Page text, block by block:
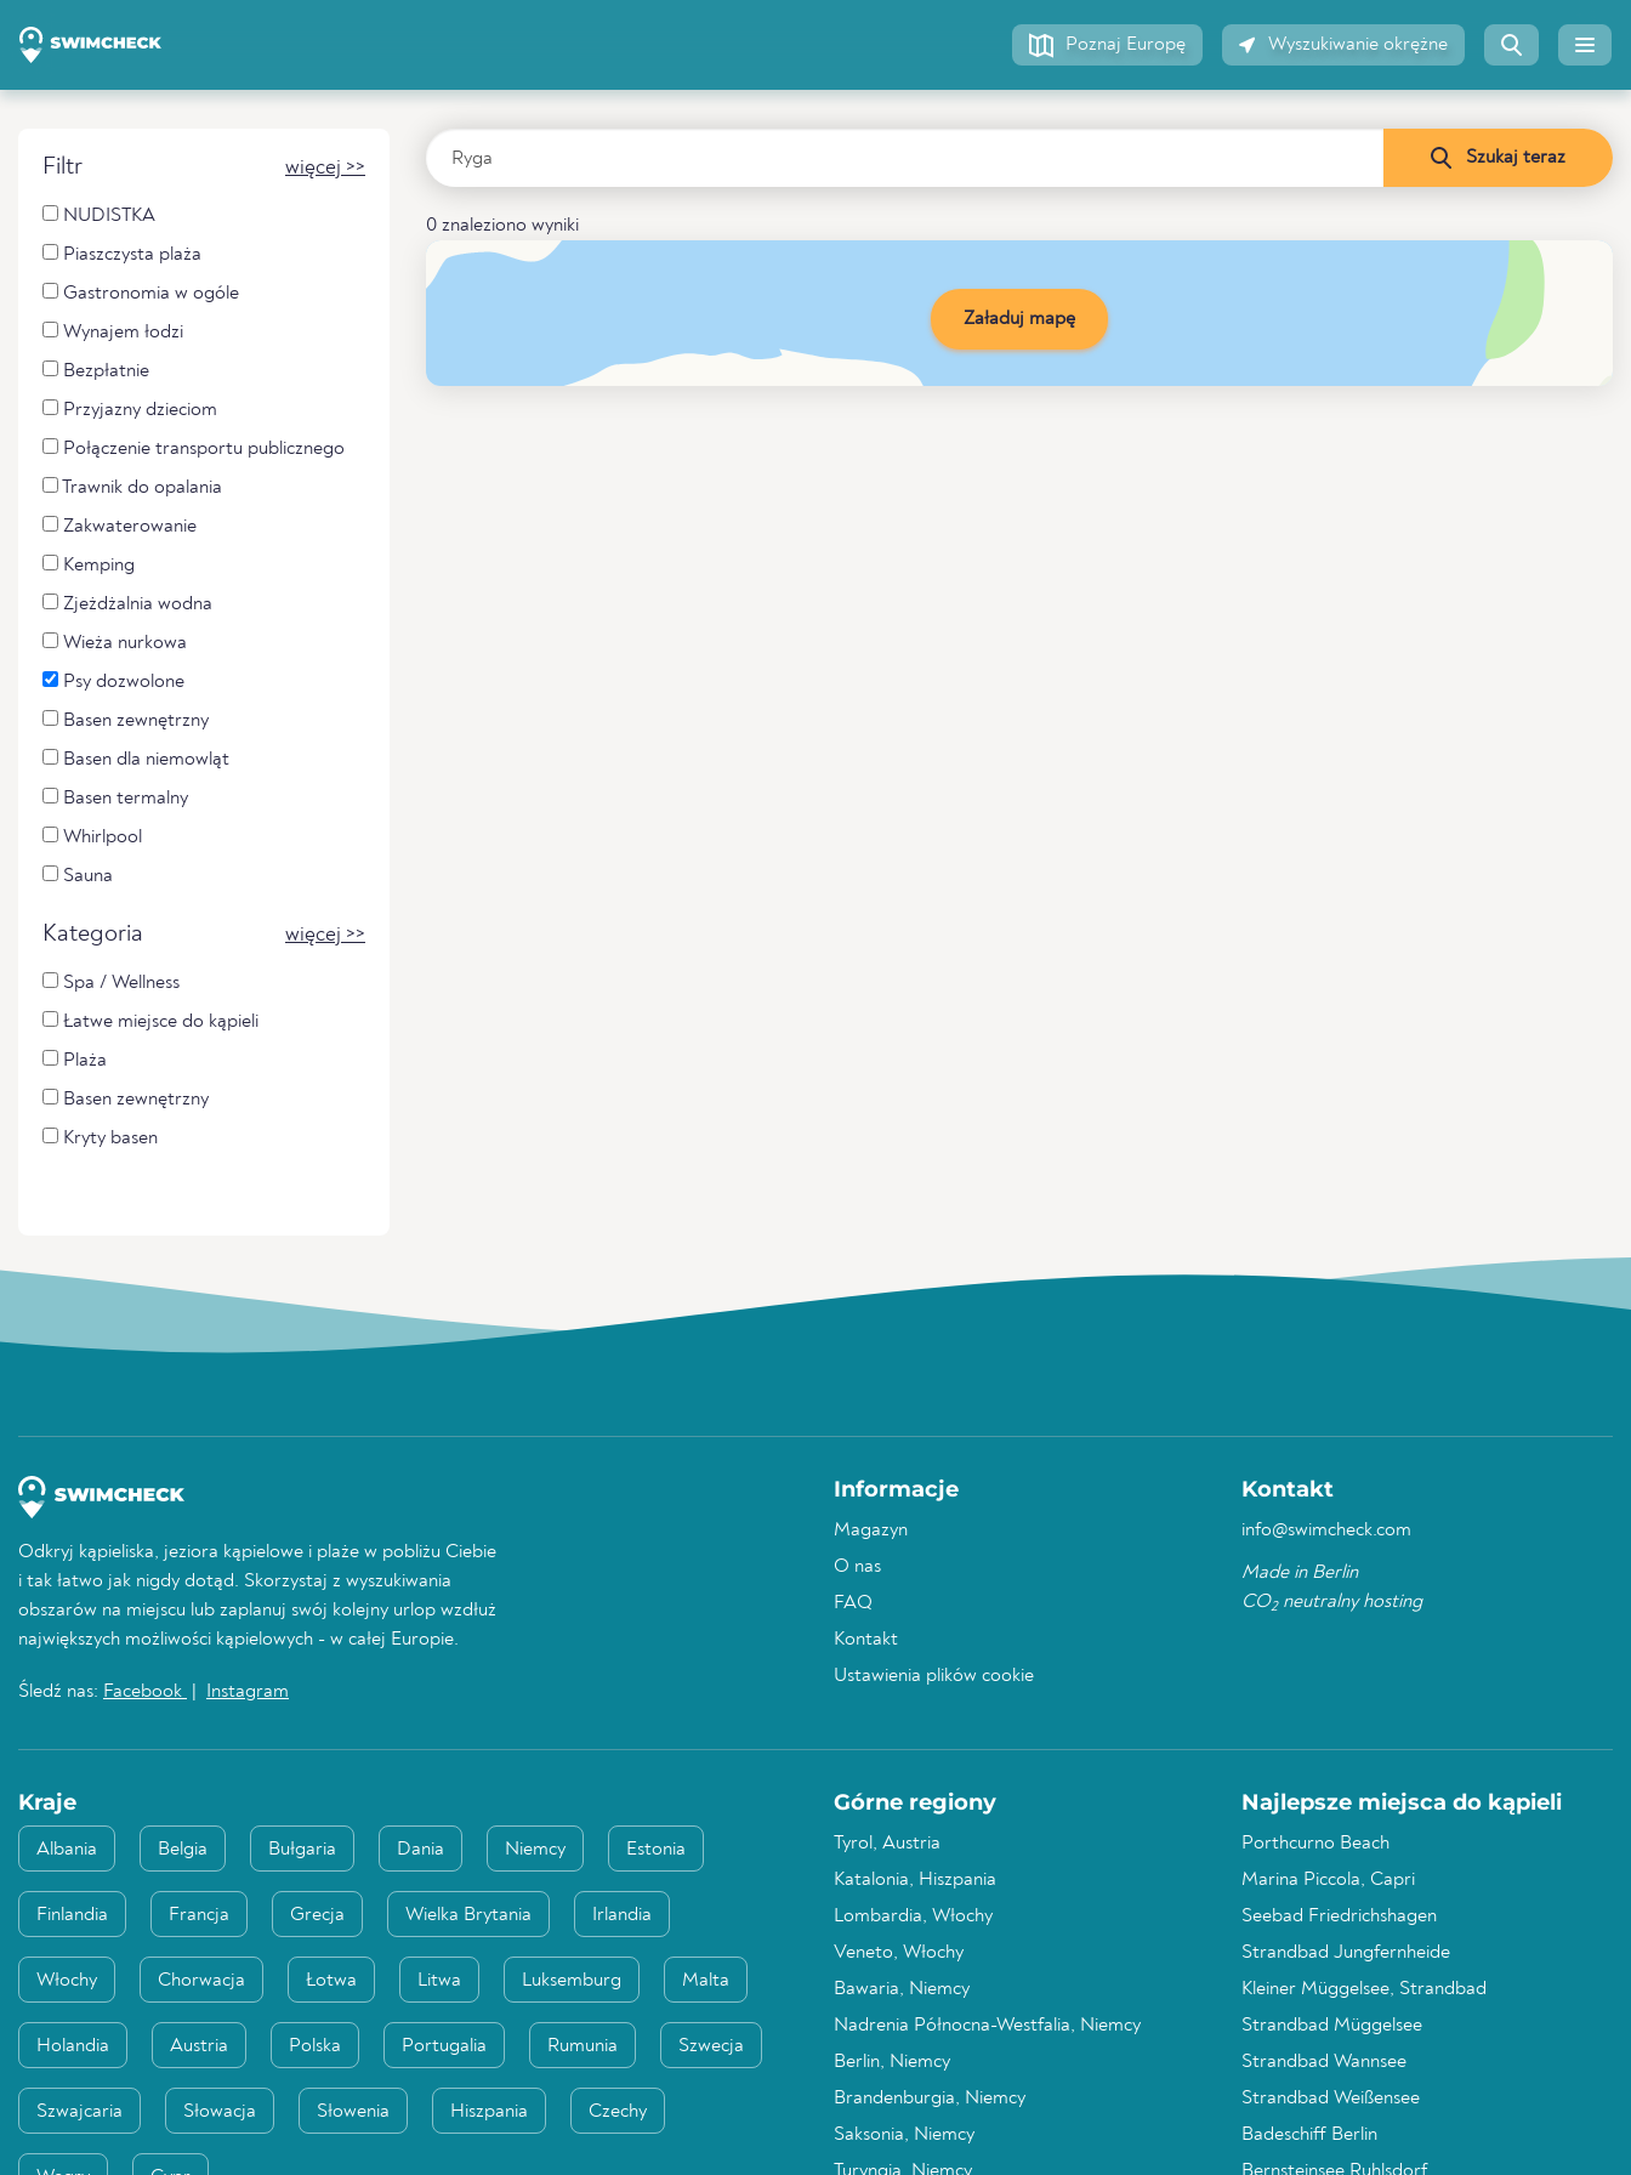
Poznaj Europę Wyszukiwanie okrężne
Filtr więcej >>
NUDISTKA
Piaszczysta plaża
Gastronomia w ogóle
Wynajem łodzi
Bezpłatnie
Przyjazny dzieciom
Połączenie transportu publicznego
Trawnik do opalania
Zakwaterowanie
Kemping
Zjeżdżalnia wodna
Wieża nurkowa
Psy dozwolone
Basen zewnętrzny
Basen dla niemowląt
Basen termalny
Whirlpool
Sauna
Kategoria więcej >>
Spa / Wellness
Łatwe miejsce do kąpieli
Plaża
Basen zewnętrzny
Kryty basen
Szukaj teraz
0 znaleziono wyniki
Załaduj mapę
Odkryj kąpieliska, jeziora kąpielowe i plaże w pobliżu Ciebie
i tak łatwo jak nigdy dotąd. Skorzystaj z wyszukiwania
obszarów na miejscu lub zaplanuj swój kolejny urlop wzdłuż
największych możliwości kąpielowych - w całej Europie.
Śledź nas: Facebook Instagram
Informacje
Magazyn
O nas
FAQ
Kontakt
Ustawienia plików cookie
Kontakt
info@swimcheck.com
Made in Berlin
CO2neutralny hosting
Kraje
Albania Belgia Bułgaria Dania Niemcy Estonia
Finlandia Francja Grecja Wielka Brytania Irlandia
Włochy Chorwacja Łotwa Litwa Luksemburg Malta
Holandia Austria Polska Portugalia Rumunia Szwecja
Szwajcaria Słowacja Słowenia Hiszpania Czechy
Górne regiony
Tyrol, Austria
Katalonia, Hiszpania
Lombardia, Włochy
Veneto, Włochy
Bawaria, Niemcy
Nadrenia Północna-Westfalia, Niemcy
Berlin, Niemcy
Brandenburgia, Niemcy
Saksonia, Niemcy
Najlepsze miejsca do kąpieli
Porthcurno Beach
Marina Piccola, Capri
Seebad Friedrichshagen
Strandbad Jungfernheide
Kleiner Müggelsee, Strandbad
Strandbad Müggelsee
Strandbad Wannsee
Strandbad Weißensee
Badeschiff Berlin